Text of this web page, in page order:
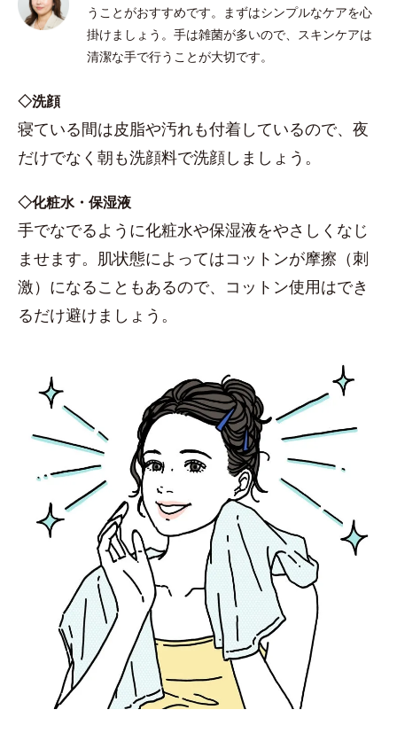
うことがおすすめです。まずはシンプルなケアを心
掛けましょう。手は雑菌が多いので、スキンケアは
清潔な手で行うことが大切です。
◇洗顔
寝ている間は皮脂や汚れも付着しているので、夜
だけでなく朝も洗顔料で洗顔しましょう。
◇化粧水・保湿液
手でなでるように化粧水や保湿液をやさしくなじ
ませます。肌状態によってはコットンが摩擦（刺
激）になることもあるので、コットン使用はでき
るだけ避けましょう。